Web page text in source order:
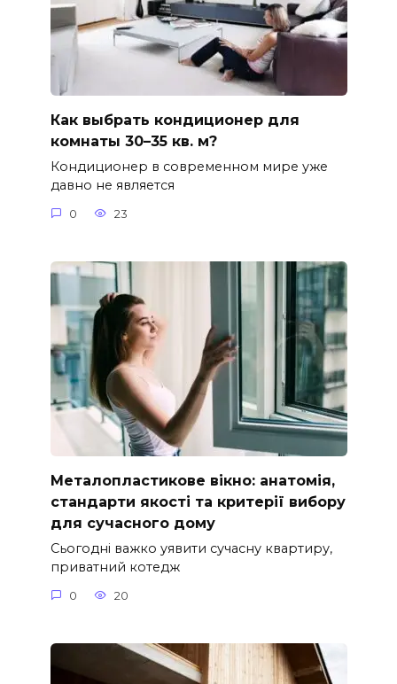
Как выбрать кондиционер для
комнаты 30–35 кв. м?
Кондиционер в современном мире уже
давно не является
0 23
Металопластикове вікно: анатомія,
стандарти якості та критерії вибору
для сучасного дому
Сьогодні важко уявити сучасну квартиру,
приватний котедж
0 20